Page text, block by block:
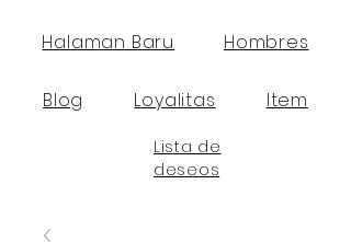
Halaman Baru Hombres
Blog Loyalitas Item
Lista de
deseos